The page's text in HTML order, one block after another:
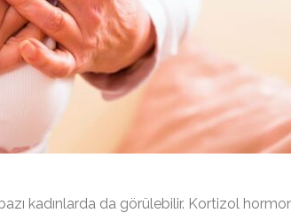
kadınlarda da görülebilir. Kortizol